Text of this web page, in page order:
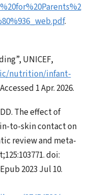
.
UNICEF,
nutrition/infant-
1 Apr. 2026.
The effect of
to-skin contact on
review and meta-
doi:
2023 Jul 10.